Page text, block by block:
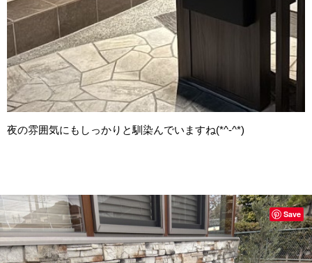
夜の雰囲気にもしっかりと馴染んでいますね(*^-^*)
Save